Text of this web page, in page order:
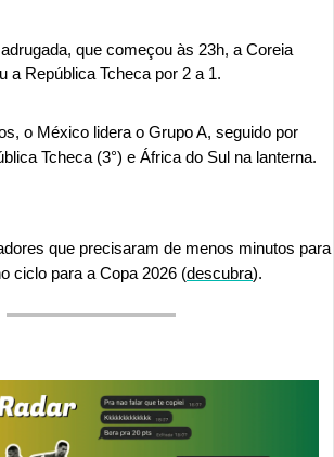
que começou às 23h, a Coreia
a República Tcheca por 2 a 1.
o México lidera o Grupo A, seguido por
Tcheca (3°) e África do Sul na lanterna.
que precisaram de menos minutos para
ciclo para a Copa 2026 (descubra).